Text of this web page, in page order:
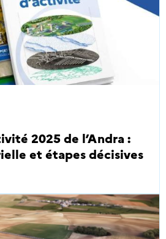
2025 de l’Andra :
et étapes décisives